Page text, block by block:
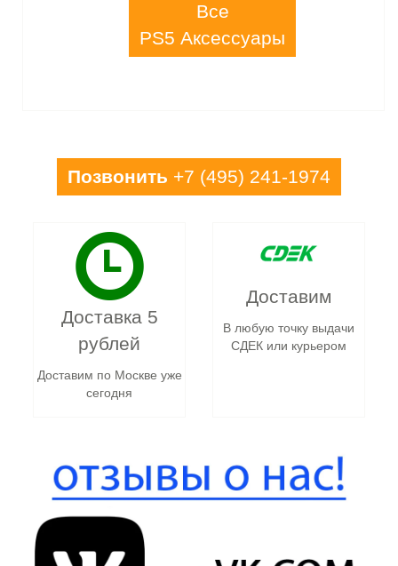
Все
PS5 Аксессуары
Позвонить +7 (495) 241-1974
Доставка 5
рублей
Доставим по Москве уже
сегодня
Доставим
В любую точку выдачи
СДЕК или курьером